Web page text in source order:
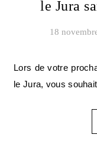
le Jura
18
Lors de votre prochain voyage d’affaires ou passage dans
le Jura, vous